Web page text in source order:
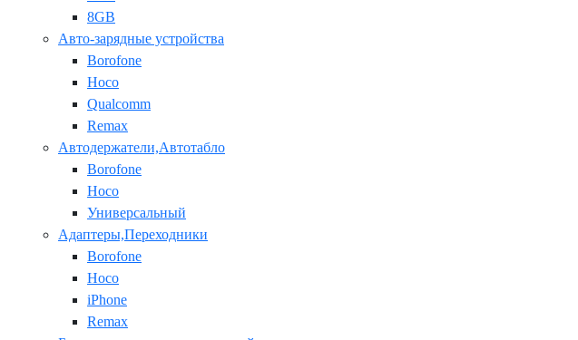
8GB
Авто-зарядные устройства
Borofone
Hoco
Qualcomm
Remax
Автодержатели,Автотабло
Borofone
Hoco
Универсальный
Адаптеры,Переходники
Borofone
Hoco
iPhone
Remax